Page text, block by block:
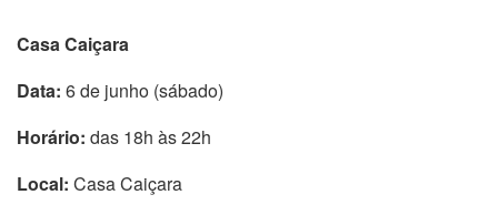
Casa Caiçara
Data: 6 de junho (sábado)
Horário: das 18h às 22h
Local: Casa Caiçara